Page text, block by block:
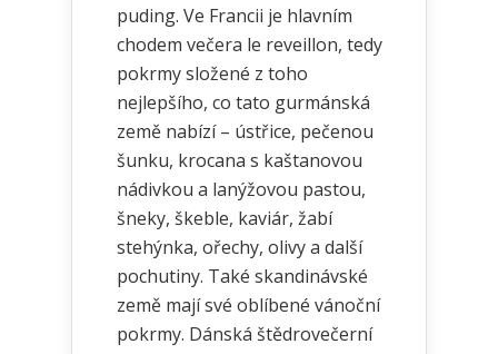
puding. Ve Francii je hlavním
chodem večera le reveillon, tedy
pokrmy složené z toho
nejlepšího, co tato gurmánská
země nabízí – ústřice, pečenou
šunku, krocana s kaštanovou
nádivkou a lanýžovou pastou,
šneky, škeble, kaviár, žabí
stehýnka, ořechy, olivy a další
pochutiny. Také skandinávské
země mají své oblíbené vánoční
pokrmy. Dánská štědrovečerní